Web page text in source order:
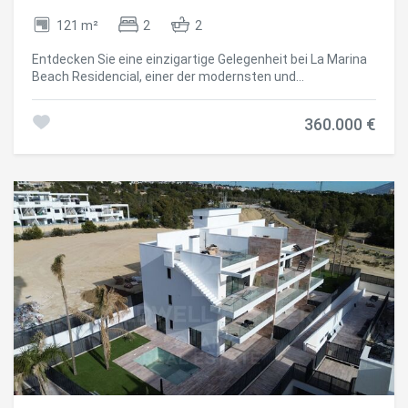
fortschrittlicher Akustikdämmung zwischen den
Stockwerken, die Ruhe und Wohlbefinden in jedem Raum
gewährleisten. Dank seiner fortschrittlichen
Wärmelinderung und modernster Baulösungen garantiert
das Haus das ganze Jahr über maximale Energieeffizienz
und Komfort. Das Innen-Außen-Konzept wird dank seiner
Außenbereiche maximal verbessert, wodurch eine
entsteht und das mediterrane Wohnerlebnis auf ein neues
Resort-ähnliche Einrichtungen: Gemeinschaftspool mit
unterschiedlichen Bereichen Hallen- und Außengymnastik
mit Cross-Training- und Calisthenics-Bereichen Bereich
Yoga, Meditation und Wellness Spa mit Whirlpool, Sauna
und kaltem Erholungsbereich Kinderbereich und Räume für
Familienveranstaltungen Große private Gartenflächen
Beinhaltet Schwimmbad und privaten Garten Das
Grundstück umfasst außerdem einen Garagenplatz und
einen Lagerraum im Keller mit direktem Zugang per Aufzug
sowie einen Fahrradbereich und ein
Videoüberwachungssystem. Mit einer Gesamtfläche von
173,23 m² bietet dieses Anwesen eine einzigartige
Gelegenheit, ein exklusives Zuhause mit einem privaten
121 m² 2 2
Entdecken Sie eine einzigartige Gelegenheit bei La Marina
Beach Residencial, einer der modernsten und
privilegierten Umgebung verschmelzen. Diese Immobilie
und direkte Verbindung zur Natur legen. Mit einer
Innenfläche von 73,57 m² öffnet sich das Grundstück zu
einer großen privaten Terrasse von 47,20 m², ideal für
einen Garten, einen Chill-out-Bereich oder einen Essbereich
im Freien, um das mediterrane Klima das ganze Jahr über
zu genießen. Das Innere ist modern und funktional
gestaltet, mit hochwertigen Materialien und modernsten
Baulösungen: großformatige Porzellanböden,
Außentischlerei mit Doppelverglasung und thermischer
Trennung, kanalisierte Klimaanlage und aerothermisches
System für höhere Energieeffizienz. Die Küche, vollständig
ausgestattet mit integrierten Geräten und eleganten
Oberflächen, fügt sich natürlich in den Wohnraum ein. Die
360.000 €